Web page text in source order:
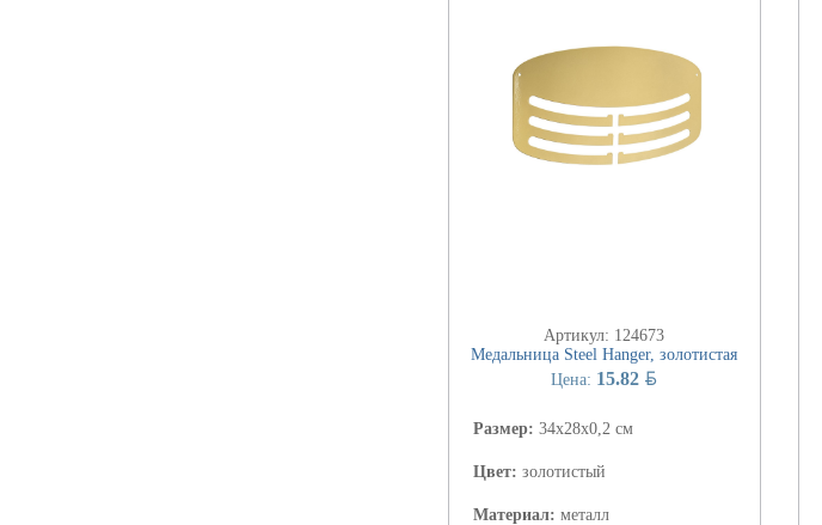
Артикул: 124673
Медальница Steel Hanger, золотистая
Цена: 15.82 BYN
Размер: 34х28x0,2 см
Цвет: золотистый
Материал: металл